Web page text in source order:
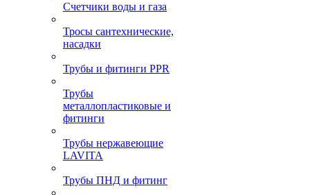
Счетчики воды и газа
Тросы сантехнические,
насадки
Трубы и фитинги PPR
Трубы
металлопластиковые и
фитинги
Трубы нержавеющие
LAVITA
Трубы ПНД и фитинг